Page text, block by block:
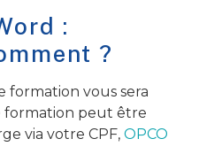
:
?
formation vous sera
formation peut être
via votre CPF, OPCO